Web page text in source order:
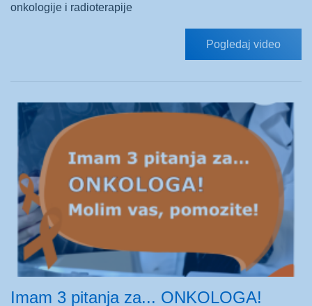
onkologije i radioterapije
Pogledaj video
Imam 3 pitanja za... ONKOLOGA!